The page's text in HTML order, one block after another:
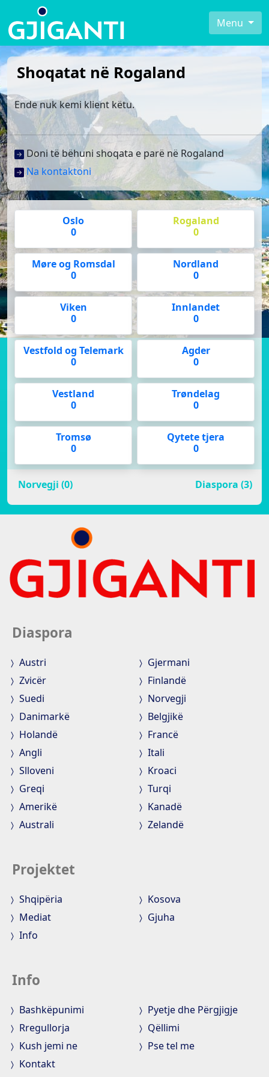
Menu
Shoqatat në Rogaland
Ende nuk kemi klient këtu.
Doni të bëhuni shoqata e parë në Rogaland
Na kontaktoni
Oslo
0
Rogaland
0
Møre og Romsdal
0
Nordland
0
Viken
0
Innlandet
0
Vestfold og Telemark
0
Agder
0
Vestland
0
Trøndelag
0
Tromsø
0
Qytete tjera
0
Norvegji (0) Diaspora (3)
Diaspora
Austri
Gjermani
Zvicër
Finlandë
Suedi
Norvegji
Danimarkë
Belgjikë
Holandë
Francë
Angli
Itali
Slloveni
Kroaci
Greqi
Turqi
Amerikë
Kanadë
Australi
Zelandë
Projektet
Shqipëria
Kosova
Mediat
Gjuha
Info
Info
Bashkëpunimi
Pyetje dhe Përgjigje
Rregullorja
Qëllimi
Kush jemi ne
Pse tel me
Kontakt